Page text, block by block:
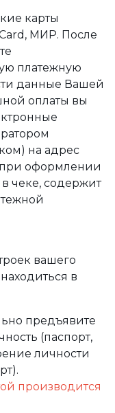
карты
МИР. После
платежную
данные Вашей
оплаты вы
на адрес
при оформлении
чеке, содержит
вашего
в
предъявите
(паспорт,
личности
производится